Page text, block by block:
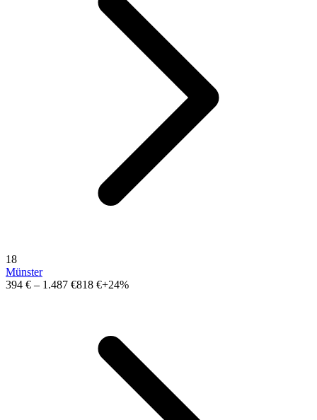
18
Münster
394 € – 1.487 €818 €+24%